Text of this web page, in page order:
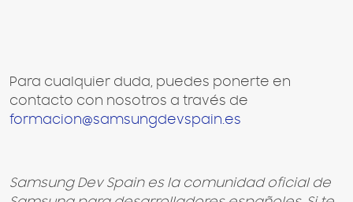
Para cualquier duda, puedes ponerte en
contacto con nosotros a través de
formacion@samsungdevspain.es
Samsung Dev Spain es la comunidad oficial de